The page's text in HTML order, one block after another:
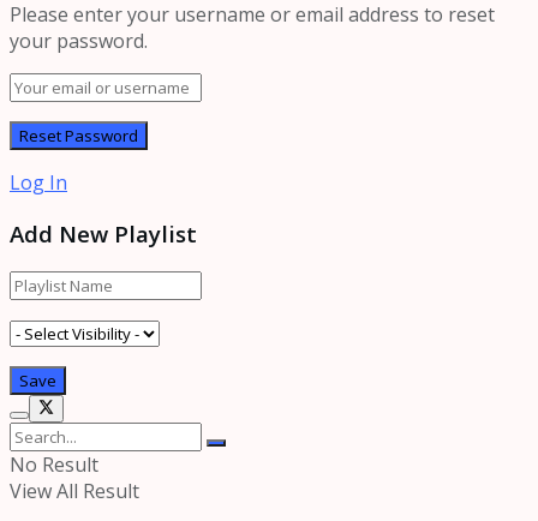
Please enter your username or email address to reset
your password.
Log In
Add New Playlist
No Result
View All Result